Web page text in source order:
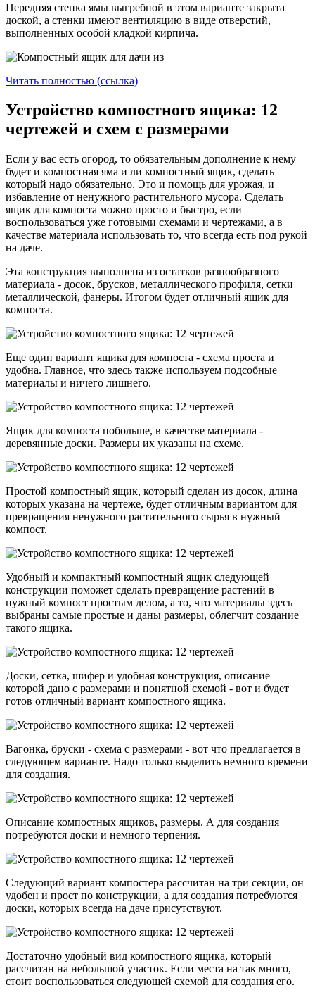
Передняя стенка ямы выгребной в этом варианте закрыта
доской, а стенки имеют вентиляцию в виде отверстий,
выполненных особой кладкой кирпича.
Читать полностью (ссылка)
Устройство компостного ящика: 12
чертежей и схем с размерами
Если у вас есть огород, то обязательным дополнение к нему
будет и компостная яма и ли компостный ящик, сделать
который надо обязательно. Это и помощь для урожая, и
избавление от ненужного растительного мусора. Сделать
ящик для компоста можно просто и быстро, если
воспользоваться уже готовыми схемами и чертежами, а в
качестве материала использовать то, что всегда есть под рукой
на даче.
Эта конструкция выполнена из остатков разнообразного
материала - досок, брусков, металлического профиля, сетки
металлической, фанеры. Итогом будет отличный ящик для
компоста.
Еще один вариант ящика для компоста - схема проста и
удобна. Главное, что здесь также используем подсобные
материалы и ничего лишнего.
Ящик для компоста побольше, в качестве материала -
деревянные доски. Размеры их указаны на схеме.
Простой компостный ящик, который сделан из досок, длина
которых указана на чертеже, будет отличным вариантом для
превращения ненужного растительного сырья в нужный
компост.
Удобный и компактный компостный ящик следующей
конструкции поможет сделать превращение растений в
нужный компост простым делом, а то, что материалы здесь
выбраны самые простые и даны размеры, облегчит создание
такого ящика.
Доски, сетка, шифер и удобная конструкция, описание
которой дано с размерами и понятной схемой - вот и будет
готов отличный вариант компостного ящика.
Вагонка, бруски - схема с размерами - вот что предлагается в
следующем варианте. Надо только выделить немного времени
для создания.
Описание компостных ящиков, размеры. А для создания
потребуются доски и немного терпения.
Следующий вариант компостера рассчитан на три секции, он
удобен и прост по конструкции, а для создания потребуются
доски, которых всегда на даче присутствуют.
Достаточно удобный вид компостного ящика, который
рассчитан на небольшой участок. Если места на так много,
стоит воспользоваться следующей схемой для создания его.